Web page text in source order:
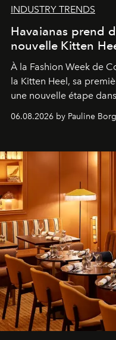
INDUSTRY TRENDS
Havaianas prend
nouvelle Kitten
À la Fashion Week de
la Kitten Heel, sa
une nouvelle étape
06.08.2026 by Pauline